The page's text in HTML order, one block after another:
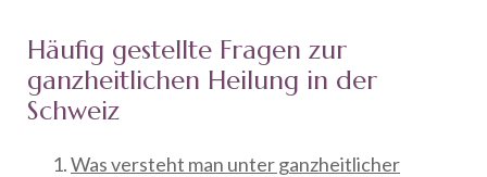
Häufig gestellte Fragen zur
ganzheitlichen Heilung in der
Schweiz
Was versteht man unter ganzheitlicher